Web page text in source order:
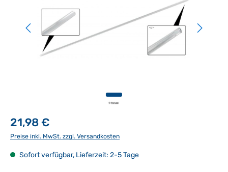
21,98 €
Preise inkl. MwSt. zzgl. Versandkosten
Sofort verfügbar, Lieferzeit: 2-5 Tage